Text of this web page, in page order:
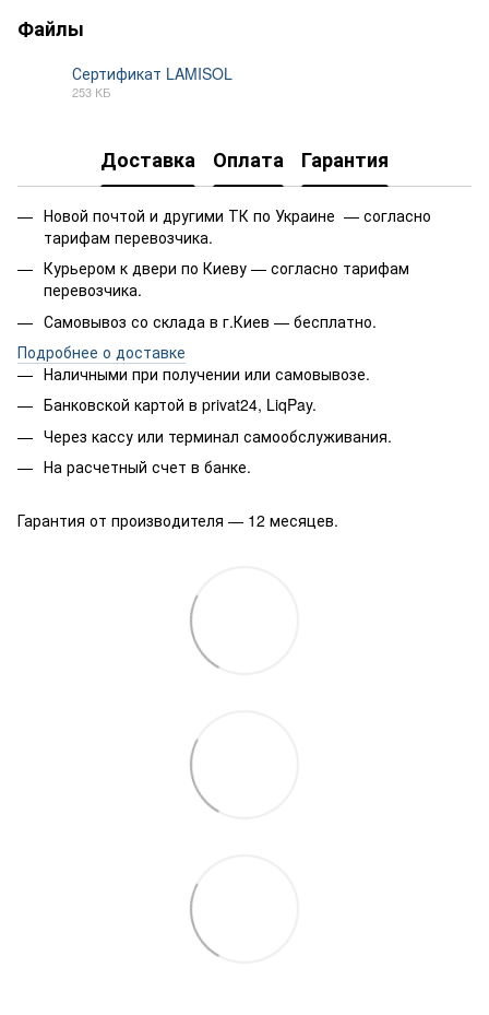
Файлы
Сертификат LAMISOL
253 КБ
Доставка Оплата Гарантия
Новой почтой и другими ТК по Украине — согласно
тарифам перевозчика.
Курьером к двери по Киеву — согласно тарифам
перевозчика.
Самовывоз со склада в г.Киев — бесплатно.
Подробнее о доставке
Наличными при получении или самовывозе.
Банковской картой в privat24, LiqPay.
Через кассу или терминал самообслуживания.
На расчетный счет в банке.
Гарантия от производителя — 12 месяцев.